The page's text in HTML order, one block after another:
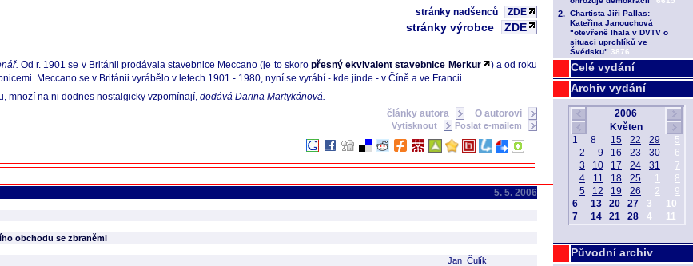
Celé vydání
Archiv vydání
Původní archiv
stránky nadšenců
ZDE
stránky výrobce ZDE
Od r. 1901 se v Británii prodávala stavebnice Meccano (je to skoropřesný ekvivalent stavebnice Merkur
) a od roku
Meccano se v Británii vyrábělo v letech 1901 - 1980, nyní se vyrábí - kde jinde - v Číně a ve Francii.
mnozí na ni dodnes nostalgicky vzpomínají, dodává Darina Martykánová.
články autora
O autorovi
Vytisknout Poslat e-mailem
5. 5. 2006
obchodu se zbraněmi
Jan Čulík